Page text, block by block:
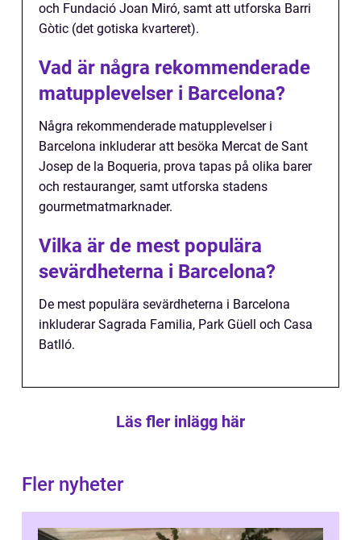
och Fundació Joan Miró, samt att utforska Barri
Gòtic (det gotiska kvarteret).
Vad är några rekommenderade
matupplevelser i Barcelona?
Några rekommenderade matupplevelser i
Barcelona inkluderar att besöka Mercat de Sant
Josep de la Boqueria, prova tapas på olika barer
och restauranger, samt utforska stadens
gourmetmatmarknader.
Vilka är de mest populära
sevärdheterna i Barcelona?
De mest populära sevärdheterna i Barcelona
inkluderar Sagrada Familia, Park Güell och Casa
Batlló.
Läs fler inlägg här
Fler nyheter